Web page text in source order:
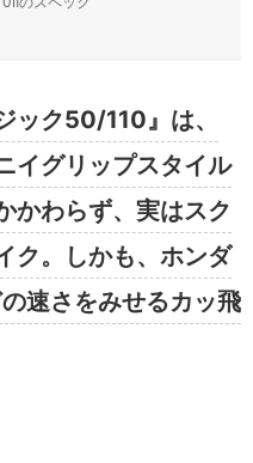
ック50/110』は、
イグリップスタイル
かわらず、実はスク
ク。しかも、ホンダ
速さをみせるカッ飛